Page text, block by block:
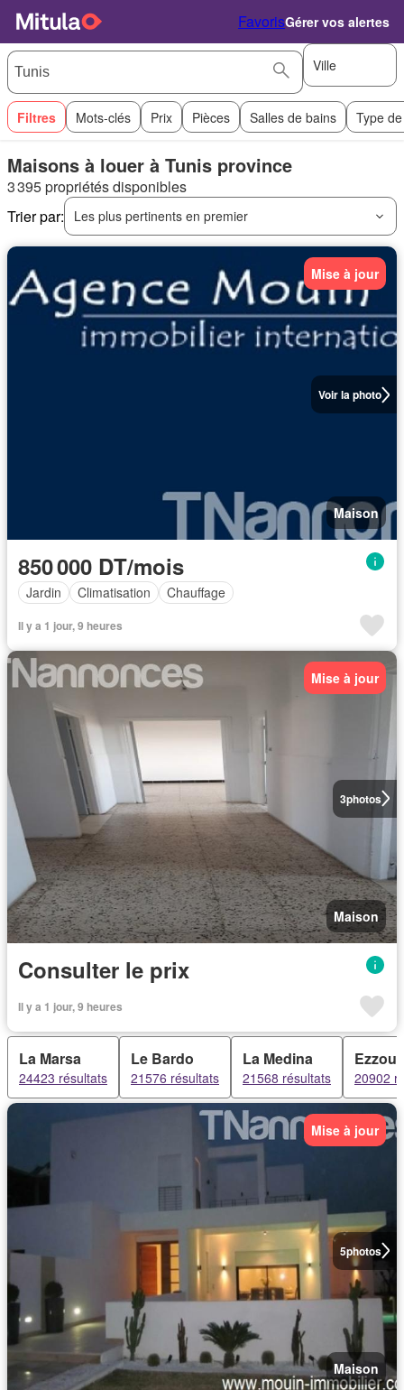
FavorisGérer vos alertes
Ville
Filtres Mots-clés Prix Pièces Salles de bains Type
Maisons à louer à Tunis province
3 395 propriétés disponibles
Trier par:
Les plus pertinents en premier
Voir la photo
Mise à jour
Maison
850 000 DT/mois
Jardin Climatisation Chauffage
Il y a 1 jour, 9 heures
3photos
Mise à jour
Maison
Consulter le prix
Il y a 1 jour, 9 heures
La Marsa
24423 résultats
Le Bardo
21576 résultats
La Medina
21568 résultats 20902
5photos
Mise à jour
Maison